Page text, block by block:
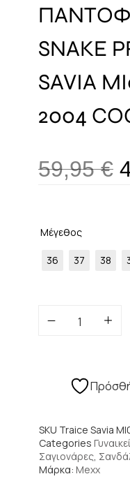
SNAKE
SAVIA
2004
59,95€
Μέγεθος
36 37 38
SKU Traice Savia
Categories
Σαγιονάρες,
Μάρκα: Mexx